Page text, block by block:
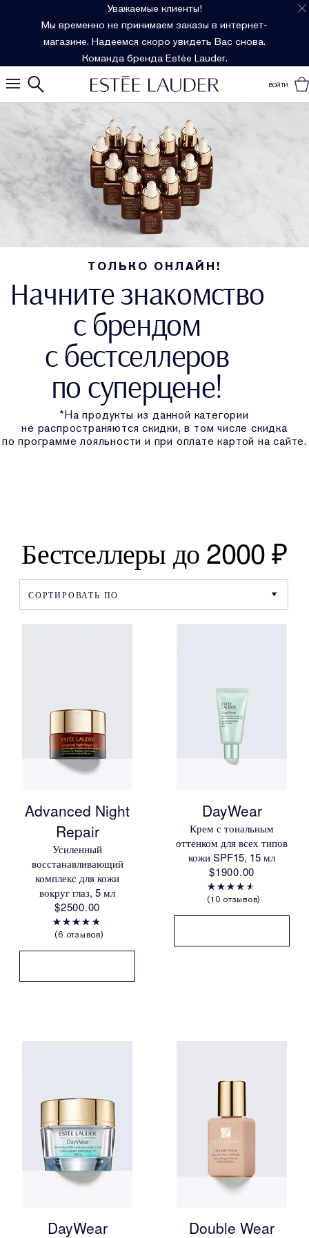
Уважаемые клиенты!
Мы временно не принимаем заказы в интернет-
магазине. Надеемся скоро увидеть Вас снова.
Команда бренда Estée Lauder.
ВОЙТИ
ТОЛЬКО ОНЛАЙН!
Начните знакомство
с брендом
с бестселлеров
по суперцене!
*На продукты из данной категории
не распространяются скидки, в том числе скидка
по программе лояльности и при оплате картой на сайте.
Бестселлеры до 2000 ₽
Advanced Night
Repair
Усиленный
восстанавливающий
комплекс для кожи
вокруг глаз, 5 мл
$2500.00
6 отзывов
DayWear
Крем с тональным
оттенком для всех типов
кожи SPF15, 15 мл
$1900.00
10 отзывов
DayWear Double Wear